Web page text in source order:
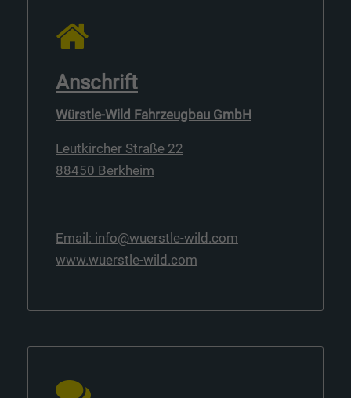
Anschrift
Würstle-Wild Fahrzeugbau GmbH
Leutkircher Straße 22
88450 Berkheim
Email: info@wuerstle-wild.com
www.wuerstle-wild.com